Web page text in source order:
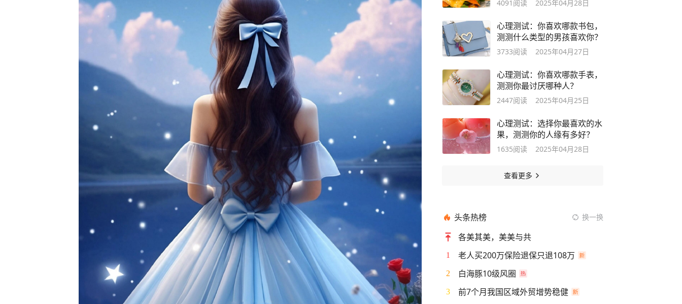
4091 阅读 2025年04月28日
心理测试：你喜欢哪款书包，
测测什么类型的男孩喜欢你？
3733阅读 2025年04月27日
心理测试：你喜欢哪款手表，
测测你最讨厌哪种人？
2447阅读 2025年04月25日
心理测试：选择你最喜欢的水
果，测测你的人缘有多好？
1635阅读 2025年04月28日
查看更多
头条热榜 换一换
各美其美，美美与共
1 老人买200万保险退保只退108万
2 白海豚10级风圈
3 前7个月我国区域外贸增势稳健